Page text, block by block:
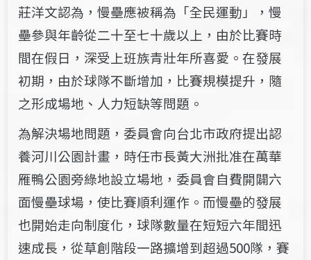
莊洋文認為，慢壘應被稱為「全民運動」，慢
壘參與年齡從二十至七十歲以上，由於比賽時
間在假日，深受上班族青壯年所喜愛。在發展
初期，由於球隊不斷增加，比賽規模提升，隨
之形成場地、人力短缺等問題。
為解決場地問題，委員會向台北市政府提出認
養河川公園計畫，時任市長黃大洲批准在萬華
雁鴨公園旁綠地設立場地，委員會自費開闢六
面慢壘球場，使比賽順利運作。而慢壘的發展
也開始走向制度化，球隊數量在短短六年間迅
速成長，從草創階段一路擴增到超過500隊，賽